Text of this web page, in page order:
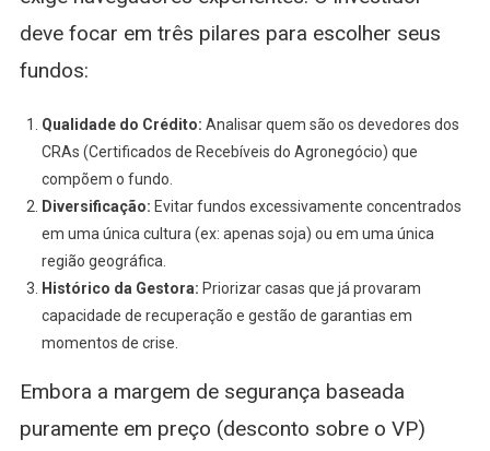
deve focar em três pilares para escolher seus
fundos:
Qualidade do Crédito: Analisar quem são os devedores dos
CRAs (Certificados de Recebíveis do Agronegócio) que
compõem o fundo.
Diversificação: Evitar fundos excessivamente concentrados
em uma única cultura (ex: apenas soja) ou em uma única
região geográfica.
Histórico da Gestora: Priorizar casas que já provaram
capacidade de recuperação e gestão de garantias em
momentos de crise.
Embora a margem de segurança baseada
puramente em preço (desconto sobre o VP)